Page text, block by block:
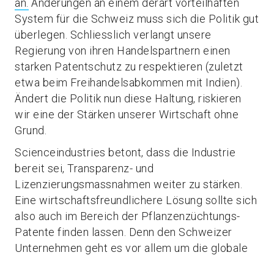
an. Änderungen an einem derart vorteilhaften
System für die Schweiz muss sich die Politik gut
überlegen. Schliesslich verlangt unsere
Regierung von ihren Handelspartnern einen
starken Patentschutz zu respektieren (zuletzt
etwa beim Freihandelsabkommen mit Indien).
Ändert die Politik nun diese Haltung, riskieren
wir eine der Stärken unserer Wirtschaft ohne
Grund.
Scienceindustries betont, dass die Industrie
bereit sei, Transparenz- und
Lizenzierungsmassnahmen weiter zu stärken.
Eine wirtschaftsfreundlichere Lösung sollte sich
also auch im Bereich der Pflanzenzüchtungs-
Patente finden lassen. Denn den Schweizer
Unternehmen geht es vor allem um die globale